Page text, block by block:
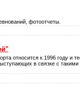
фотоотчеты.
относится к 1996 году и
в связке с